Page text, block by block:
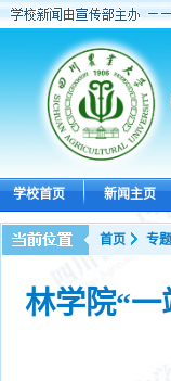
学校首页 新闻主页
首页 专
林学院“一